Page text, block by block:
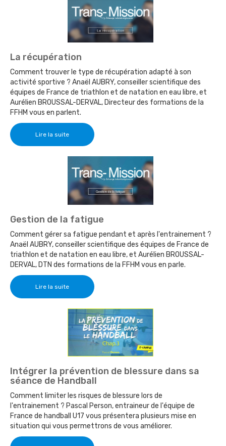
La récupération
Comment trouver le type de récupération adapté à son
activité sportive ? Anaël AUBRY, conseiller scientifique des
équipes de France de triathlon et de natation en eau libre, et
Aurélien BROUSSAL-DERVAL, Directeur des formations de la
FFHM vous en parlent.
Lire la suite
Gestion de la fatigue
Comment gérer sa fatigue pendant et après l'entrainement ?
Anaël AUBRY, conseiller scientifique des équipes de France de
triathlon et de natation en eau libre, et Aurélien BROUSSAL-
DERVAL, DTN des formations de la FFHM vous en parle.
Lire la suite
Intégrer la prévention de blessure dans sa
séance de Handball
Comment limiter les risques de blessure lors de
l'entrainement ? Pascal Person, entraineur de l'équipe de
France de handball U17 vous présentera plusieurs mise en
situation qui vous permettrons de vous améliorer.